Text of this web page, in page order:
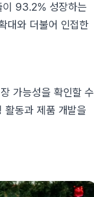
이 93.2% 성장하는
대와 더불어 인접한
가능성을 확인할 수
활동과 제품 개발을